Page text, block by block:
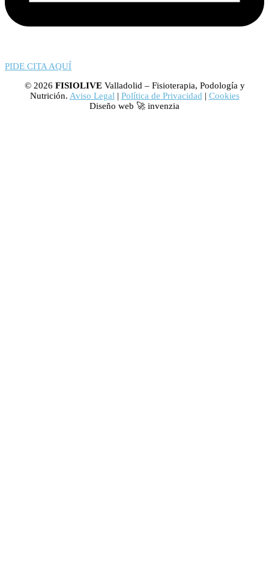
PIDE CITA AQUÍ
© 2026 FISIOLIVEValladolid – Fisioterapia, Podología y
Nutrición. Aviso Legal | Política de Privacidad | Cookies
Diseño web 🚀 invenzia